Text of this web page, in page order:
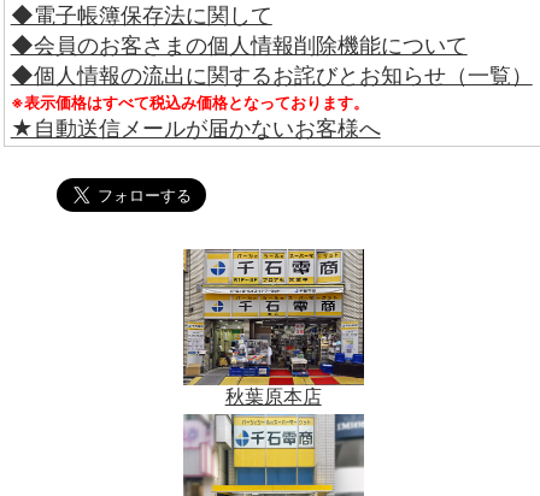
◆電子帳簿保存法に関して
◆会員のお客さまの個人情報削除機能について
◆個人情報の流出に関するお詫びとお知らせ（一覧）
※表示価格はすべて税込み価格となっております。
★自動送信メールが届かないお客様へ
秋葉原本店